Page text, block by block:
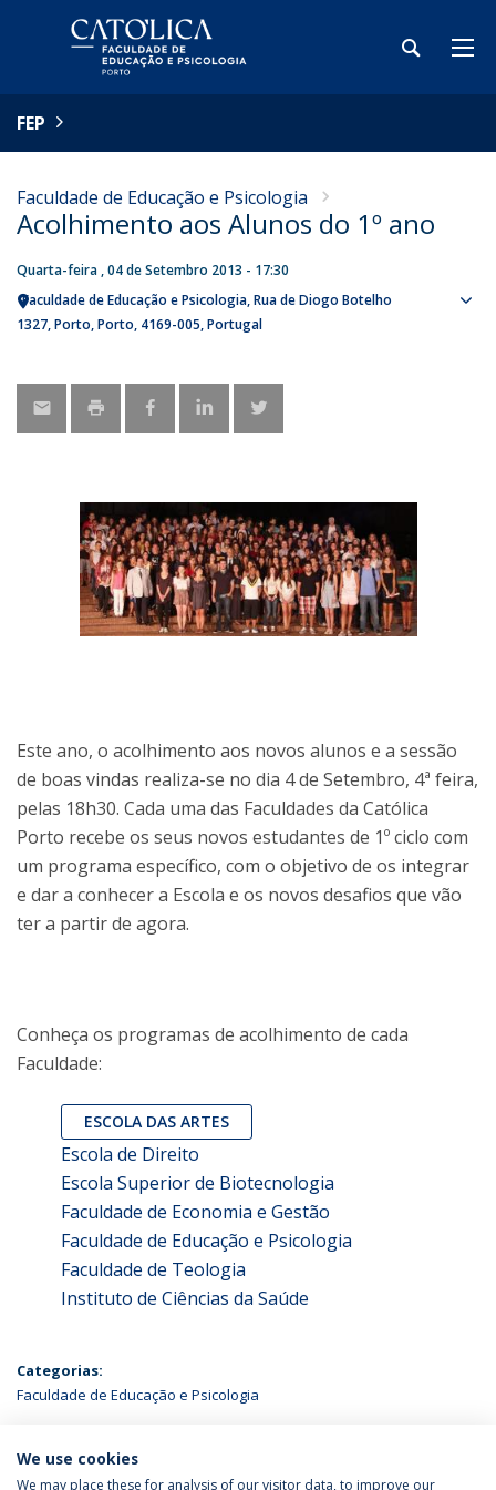
FEP
Faculdade de Educação e Psicologia
Acolhimento aos Alunos do 1º ano
Quarta-feira , 04 de Setembro 2013 - 17:30
Faculdade de Educação e Psicologia Rua de Diogo Botelho
1327 Porto Porto 4169-005 Portugal
Este ano, o acolhimento aos novos alunos e a sessão
de boas vindas realiza-se no dia 4 de Setembro, 4ª feira,
pelas 18h30. Cada uma das Faculdades da Católica
Porto recebe os seus novos estudantes de 1º ciclo com
um programa específico, com o objetivo de os integrar
e dar a conhecer a Escola e os novos desafios que vão
ter a partir de agora.
Conheça os programas de acolhimento de cada
Faculdade:
ESCOLA DAS ARTES
Escola de Direito
Escola Superior de Biotecnologia
Faculdade de Economia e Gestão
Faculdade de Educação e Psicologia
Faculdade de Teologia
Instituto de Ciências da Saúde
Categorias:
Faculdade de Educação e Psicologia
ÚLTIMAS NOTÍCIAS
We use cookies
We may place these for analysis of our visitor data, to improve our